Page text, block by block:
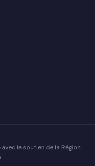
le soutien de la Région